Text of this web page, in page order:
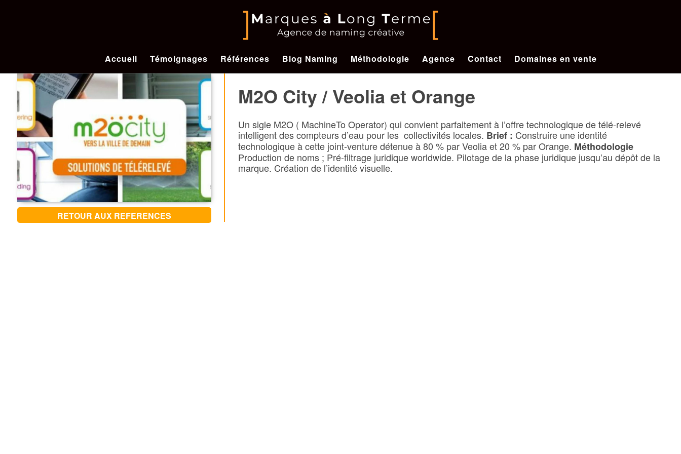
Accueil Témoignages Références Blog Naming Méthodologie Agence Contact Domaines en vente
RETOUR AUX REFERENCES
M2O City / Veolia et Orange
Un sigle M2O ( MachineTo Operator) qui convient parfaitement à l’offre technologique de télé-relevé
intelligent des compteurs d’eau pour les collectivités locales. Brief : Construire une identité
technologique à cette joint-venture détenue à 80 % par Veolia et 20 % par Orange. Méthodologie
Production de noms ; Pré-filtrage juridique worldwide. Pilotage de la phase juridique jusqu’au dépôt de la
marque. Création de l’identité visuelle.